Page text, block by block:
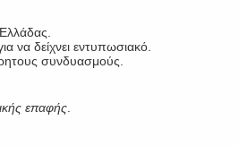
να δείχνει εντυπωσιακό.
συνδυασμούς.
επαφής